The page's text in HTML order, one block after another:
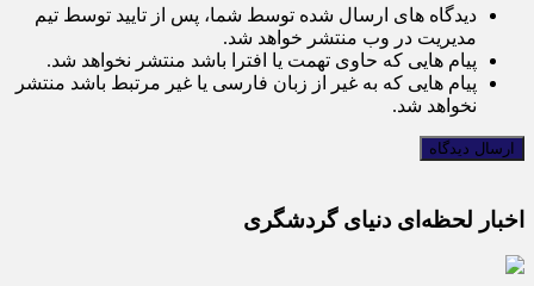
دیدگاه های ارسال شده توسط شما، پس از تایید توسط تیم
مدیریت در وب منتشر خواهد شد.
پیام هایی که حاوی تهمت یا افترا باشد منتشر نخواهد شد.
پیام هایی که به غیر از زبان فارسی یا غیر مرتبط باشد منتشر
نخواهد شد.
اخبار لحظه‌ای دنیای گردشگری